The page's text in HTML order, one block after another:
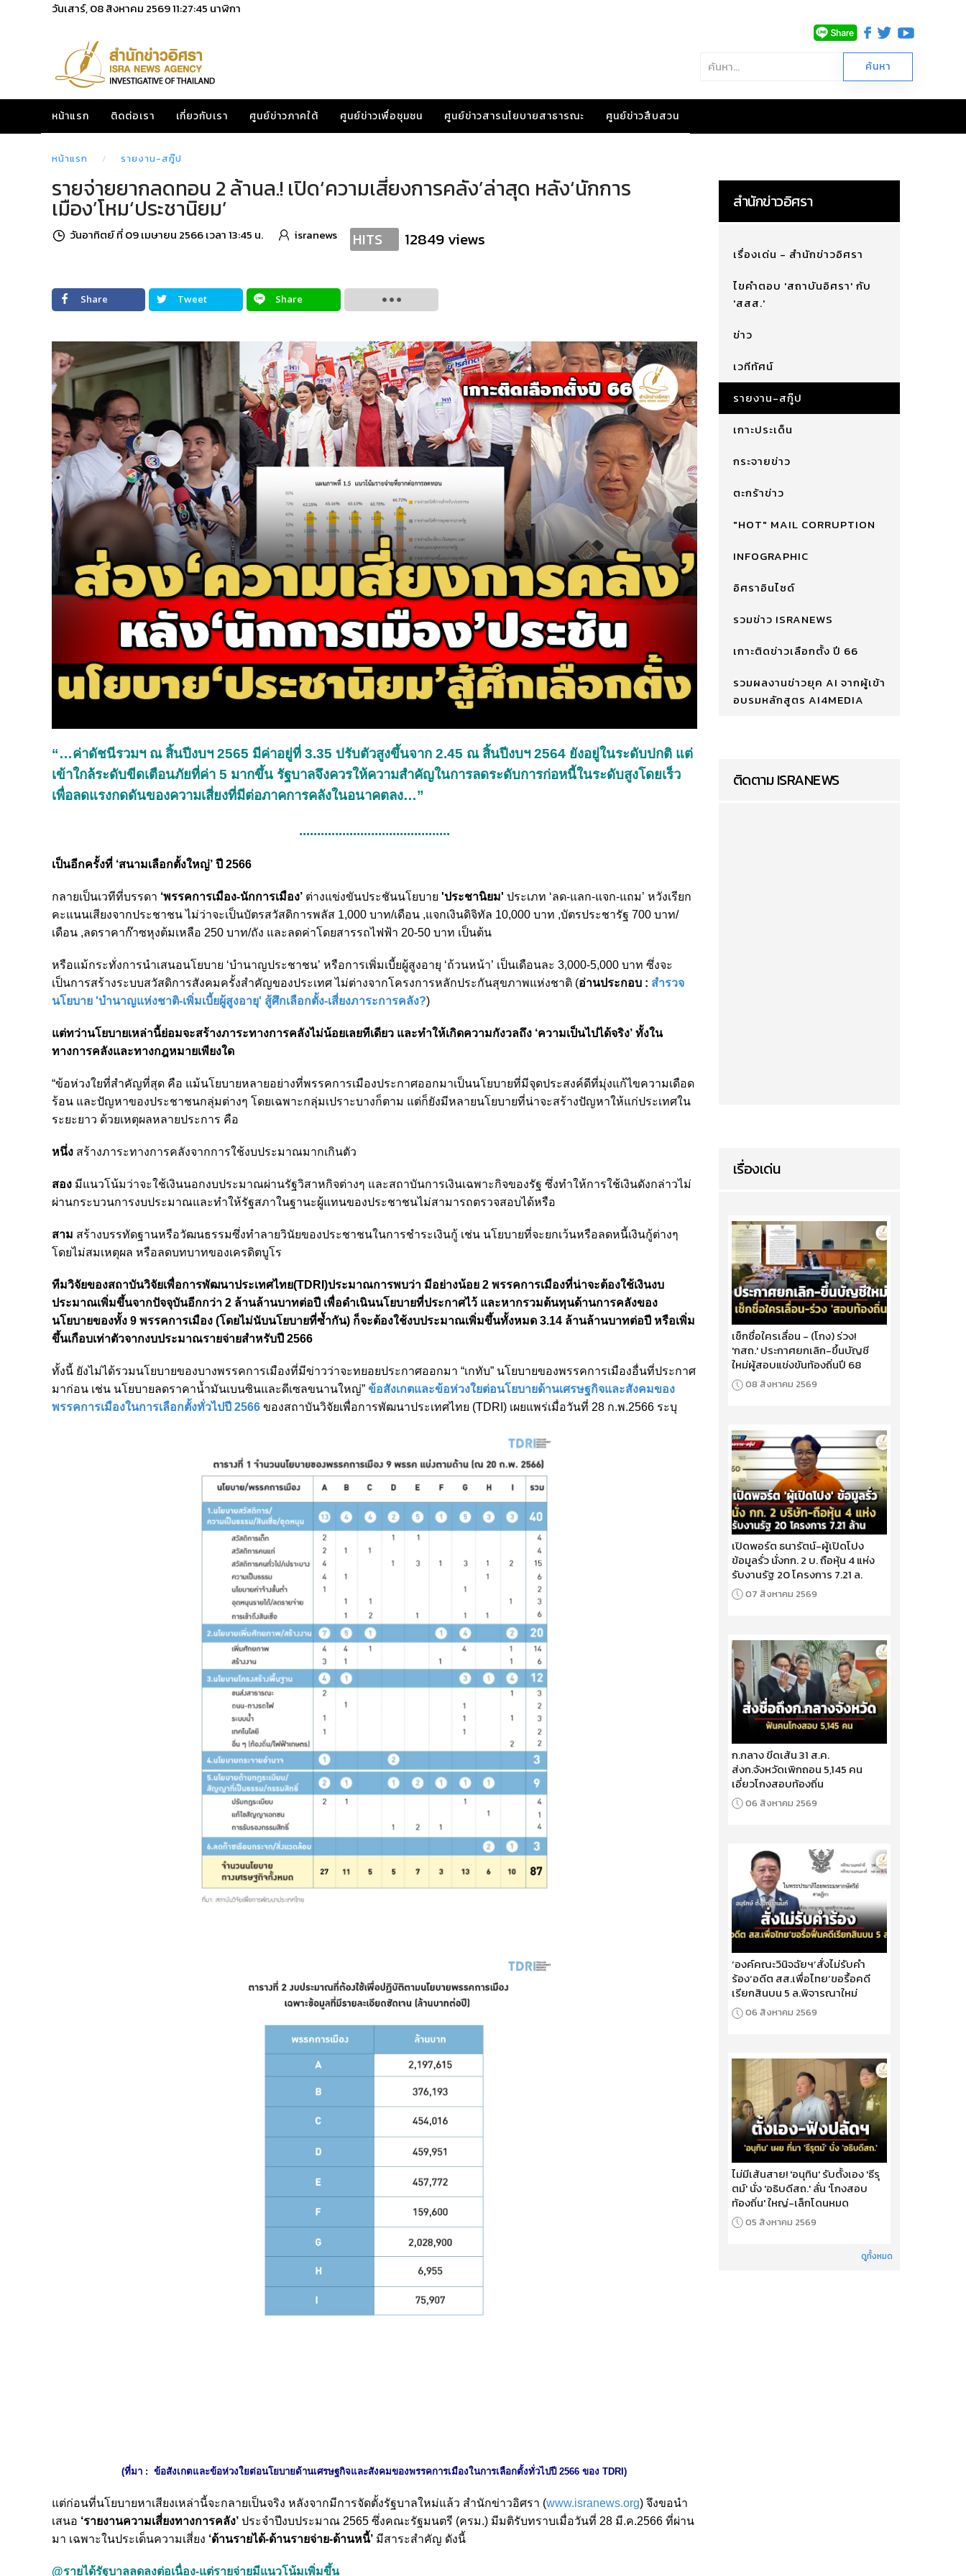
วันเสาร์, 08 สิงหาคม 256911:27:46 นาฬิกา
หน้าแรก ติดต่อเรา เกี่ยวกับเรา ศูนย์ข่าวภาคใต้ ศูนย์ข่าวเพื่อชุมชน ศูนย์ข่าวสารนโยบายสาธารณะ ศูนย์ข่าวสืบสวน
หน้าแรก รายงาน-สกู๊ป
รายจ่ายยากลดทอน 2 ล้านล.! เปิด‘ความเสี่ยงการคลัง’ล่าสุด หลัง‘นักการ
เมือง’โหม‘ประชานิยม’
วันอาทิตย์ ที่ 09 เมษายน 2566 เวลา 13:45 น. isranews HITS 12849 views
Share Tweet Share
“…ค่าดัชนีรวมฯ ณ สิ้นปีงบฯ 2565 มีค่าอยู่ที่ 3.35 ปรับตัวสูงขึ้นจาก 2.45 ณ สิ้นปีงบฯ 2564 ยังอยู่ในระดับปกติ แต่
เข้าใกล้ระดับขีดเตือนภัยที่ค่า 5 มากขึ้น รัฐบาลจึงควรให้ความสำคัญในการลดระดับการก่อหนี้ในระดับสูงโดยเร็ว
เพื่อลดแรงกดดันของความเสี่ยงที่มีต่อภาคการคลังในอนาคตลง…”
..........................................
เป็นอีกครั้งที่ ‘สนามเลือกตั้งใหญ่’ ปี 2566
กลายเป็นเวทีที่บรรดา ‘พรรคการเมือง-นักการเมือง’ ต่างแข่งขันประชันนโยบาย 'ประชานิยม' ประเภท ‘ลด-แลก-แจก-แถม’ หวังเรียก
คะแนนเสียงจากประชาชน ไม่ว่าจะเป็นบัตรสวัสดิการพลัส 1,000 บาท/เดือน ,แจกเงินดิจิทัล 10,000 บาท ,บัตรประชารัฐ 700 บาท/
เดือน ,ลดราคาก๊าซหุงต้มเหลือ 250 บาท/ถัง และลดค่าโดยสารรถไฟฟ้า 20-50 บาท เป็นต้น
หรือแม้กระทั่งการนำเสนอนโยบาย ‘บำนาญประชาชน’ หรือการเพิ่มเบี้ยผู้สูงอายุ ‘ถ้วนหน้า’ เป็นเดือนละ 3,000-5,000 บาท ซึ่งจะ
เป็นการสร้างระบบสวัสดิการสังคมครั้งสำคัญของประเทศ ไม่ต่างจากโครงการหลักประกันสุขภาพแห่งชาติ (อ่านประกอบ : สำรวจ
นโยบาย 'บำนาญแห่งชาติ-เพิ่มเบี้ยผู้สูงอายุ' สู้ศึกเลือกตั้ง-เสี่ยงภาระการคลัง?)
แต่ทว่านโยบายเหล่านี้ย่อมจะสร้างภาระทางการคลังไม่น้อยเลยทีเดียว และทำให้เกิดความกังวลถึง ‘ความเป็นไปได้จริง’ ทั้งใน
ทางการคลังและทางกฎหมายเพียงใด
“ข้อห่วงใยที่สำคัญที่สุด คือ แม้นโยบายหลายอย่างที่พรรคการเมืองประกาศออกมาเป็นนโยบายที่มีจุดประสงค์ดีที่มุ่งแก้ไขความเดือด
ร้อน และปัญหาของประชาชนกลุ่มต่างๆ โดยเฉพาะกลุ่มเปราะบางก็ตาม แต่ก็ยังมีหลายนโยบายที่น่าจะสร้างปัญหาให้แก่ประเทศใน
ระยะยาว ด้วยเหตุผลหลายประการ คือ
หนึ่ง สร้างภาระทางการคลังจากการใช้งบประมาณมากเกินตัว
สอง มีแนวโน้มว่าจะใช้เงินนอกงบประมาณผ่านรัฐวิสาหกิจต่างๆ และสถาบันการเงินเฉพาะกิจของรัฐ ซึ่งทำให้การใช้เงินดังกล่าวไม่
ผ่านกระบวนการงบประมาณและทำให้รัฐสภาในฐานะผู้แทนของประชาชนไม่สามารถตรวจสอบได้หรือ
สาม สร้างบรรทัดฐานหรือวัฒนธรรมซึ่งทำลายวินัยของประชาชนในการชำระเงินกู้ เช่น นโยบายที่จะยกเว้นหรือลดหนี้เงินกู้ต่างๆ
โดยไม่สมเหตุผล หรือลดบทบาทของเครดิตบูโร
ทีมวิจัยของสถาบันวิจัยเพื่อการพัฒนาประเทศไทย(TDRI)ประมาณการพบว่า มีอย่างน้อย 2 พรรคการเมืองที่น่าจะต้องใช้เงินงบ
ประมาณเพิ่มขึ้นจากปัจจุบันอีกกว่า 2 ล้านล้านบาทต่อปี เพื่อดำเนินนโยบายที่ประกาศไว้ และหากรวมต้นทุนด้านการคลังของ
นโยบายของทั้ง 9 พรรคการเมือง (โดยไม่นับนโยบายที่ซ้ำกัน) ก็จะต้องใช้งบประมาณเพิ่มขึ้นทั้งหมด 3.14 ล้านล้านบาทต่อปี หรือเพิ่ม
ขึ้นเกือบเท่าตัวจากงบประมาณรายจ่ายสำหรับปี 2566
ทั้งนี้ ยังไม่ได้รวมนโยบายของบางพรรคการเมืองที่มีข่าวว่าจะทยอยประกาศออกมา “เกทับ” นโยบายของพรรคการเมืองอื่นที่ประกาศ
มาก่อน เช่น นโยบายลดราคาน้ำมันเบนซินและดีเซลขนานใหญ่” ข้อสังเกตและข้อห่วงใยต่อนโยบายด้านเศรษฐกิจและสังคมของ
พรรคการเมืองในการเลือกตั้งทั่วไปปี 2566 ของสถาบันวิจัยเพื่อการพัฒนาประเทศไทย (TDRI) เผยแพร่เมื่อวันที่ 28 ก.พ.2566 ระบุ
(ที่มา :ข้อสังเกตและข้อห่วงใยต่อนโยบายด้านเศรษฐกิจและสังคมของพรรคการเมืองในการเลือกตั้งทั่วไปปี 2566 ของ TDRI)
แต่ก่อนที่นโยบายหาเสียงเหล่านี้จะกลายเป็นจริง หลังจากมีการจัดตั้งรัฐบาลใหม่แล้ว สำนักข่าวอิศรา (www.isranews.org) จึงขอนำ
เสนอ ‘รายงานความเสี่ยงทางการคลัง’ ประจำปีงบประมาณ 2565 ซึ่งคณะรัฐมนตรี (ครม.) มีมติรับทราบเมื่อวันที่ 28 มี.ค.2566 ที่ผ่าน
มา เฉพาะในประเด็นความเสี่ยง ‘ด้านรายได้-ด้านรายจ่าย-ด้านหนี้’ มีสาระสำคัญ ดังนี้
@รายได้รัฐบาลลดลงต่อเนื่อง-แต่รายจ่ายมีแนวโน้มเพิ่มขึ้น
สำนักข่าวอิศรา
เรื่องเด่น - สำนักข่าวอิศรา
ไขคำตอบ 'สถาบันอิศรา' กับ
'สสส.'
ข่าว
เวทีทัศน์
รายงาน-สกู๊ป
เกาะประเด็น
กระจายข่าว
ตะกร้าข่าว
"HOT" MAIL CORRUPTION
INFOGRAPHIC
อิศราอินไซด์
รวมข่าว ISRANEWS
เกาะติดข่าวเลือกตั้ง ปี 66
รวมผลงานข่าวยุค AI จากผู้เข้า
อบรมหลักสูตร AI4MEDIA
ติดตาม ISRANEWS
เรื่องเด่น
เช็กชื่อใครเลื่อน - (โกง) ร่วง!
'กสถ.' ประกาศยกเลิก-ขึ้นบัญชี
ใหม่ผู้สอบแข่งขันท้องถิ่นปี 68
08 สิงหาคม 2569
เปิดพอร์ต ธนารัตน์-ผู้เปิดโปง
ข้อมูลรั่ว นั่งกก. 2 บ. ถือหุ้น 4 แห่ง
รับงานรัฐ 20 โครงการ 7.21 ล.
07 สิงหาคม 2569
ก.กลาง ขีดเส้น 31 ส.ค.
ส่งก.จังหวัดเพิกถอน 5,145 คน
เอี่ยวโกงสอบท้องถิ่น
06 สิงหาคม 2569
‘องค์คณะวินิจฉัยฯ’สั่งไม่รับคำ
ร้อง‘อดีต สส.เพื่อไทย’ขอรื้อคดี
เรียกสินบน 5 ล.พิจารณาใหม่
06 สิงหาคม 2569
ไม่มีเส้นสาย! 'อนุทิน' รับตั้งเอง 'ธีรุ
ตม์' นั่ง 'อธิบดีสถ.' ลั่น 'โกงสอบ
ท้องถิ่น' ใหญ่-เล็กโดนหมด
05 สิงหาคม 2569
ดูทั้งหมด